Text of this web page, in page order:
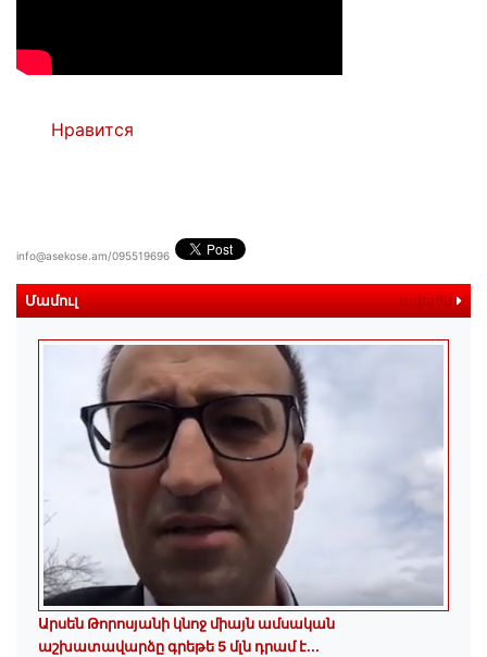
Нравится
info@asekose.am/095519696
Մամուլ ավելին
Արսեն Թորոսյանի կնոջ միայն ամսական
աշխատավարձը գրեթե 5 մլն դրամ է․․․